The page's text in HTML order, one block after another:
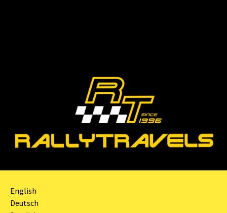
English
Deutsch